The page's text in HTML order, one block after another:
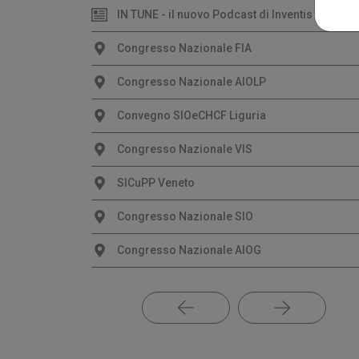
IN TUNE - il nuovo Podcast di Inventis
Congresso Nazionale FIA
Congresso Nazionale AIOLP
Convegno SIOeCHCF Liguria
Congresso Nazionale VIS
SICuPP Veneto
Congresso Nazionale SIO
Congresso Nazionale AIOG